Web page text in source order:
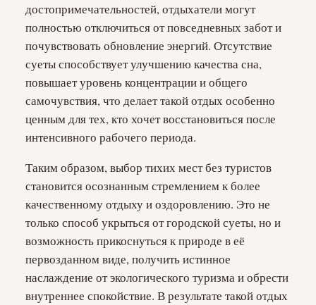
достопримечательностей, отдыхатели могут
полностью отключиться от повседневных забот и
почувствовать обновление энергий. Отсутствие
суеты способствует улучшению качества сна,
повышает уровень концентрации и общего
самочувствия, что делает такой отдых особенно
ценным для тех, кто хочет восстановиться после
интенсивного рабочего периода.
Таким образом, выбор тихих мест без туристов
становится осознанным стремлением к более
качественному отдыху и оздоровлению. Это не
только способ укрыться от городской суеты, но и
возможность прикоснуться к природе в её
первозданном виде, получить истинное
наслаждение от экологического туризма и обрести
внутреннее спокойствие. В результате такой отдых